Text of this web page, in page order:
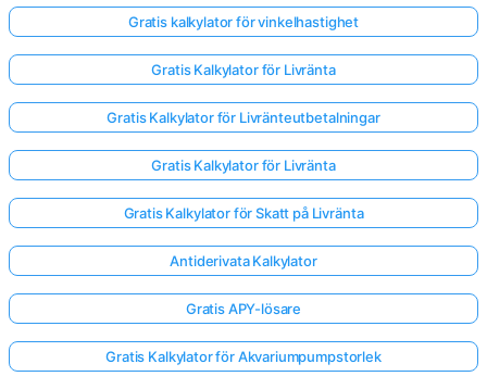
Gratis kalkylator för vinkelhastighet
Gratis Kalkylator för Livränta
Gratis Kalkylator för Livränteutbetalningar
Gratis Kalkylator för Livränta
Gratis Kalkylator för Skatt på Livränta
Antiderivata Kalkylator
Gratis APY-lösare
Gratis Kalkylator för Akvariumpumpstorlek